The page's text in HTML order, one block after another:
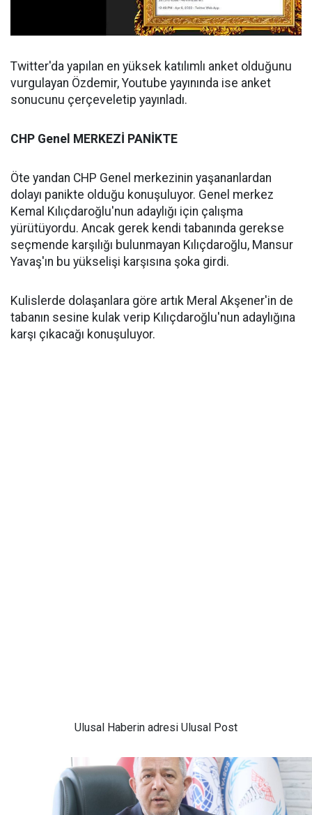
Twitter'da yapılan en yüksek katılımlı anket olduğunu
vurgulayan Özdemir, Youtube yayınında ise anket
sonucunu çerçeveletip yayınladı.
CHP Genel MERKEZİ PANİKTE
Öte yandan CHP Genel merkezinin yaşananlardan
dolayı panikte olduğu konuşuluyor. Genel merkez
Kemal Kılıçdaroğlu'nun adaylığı için çalışma
yürütüyordu. Ancak gerek kendi tabanında gerekse
seçmende karşılığı bulunmayan Kılıçdaroğlu, Mansur
Yavaş'ın bu yükselişi karşısına şoka girdi.
Kulislerde dolaşanlara göre artık Meral Akşener'in de
tabanın sesine kulak verip Kılıçdaroğlu'nun adaylığına
karşı çıkacağı konuşuluyor.
Ulusal Haberin adresi Ulusal Post